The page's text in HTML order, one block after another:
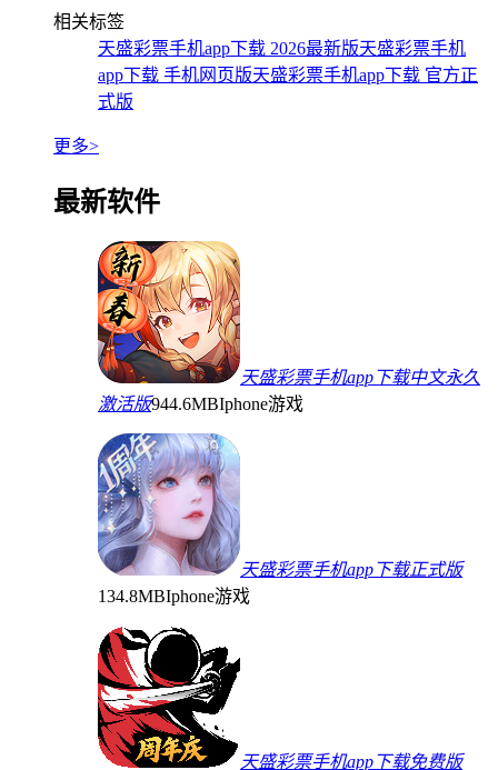
相关标签
天盛彩票手机app下载 2026最新版天盛彩票手机
app下载 手机网页版天盛彩票手机app下载 官方正
式版
更多>
最新软件
天盛彩票手机app下载中文永久
激活版944.6MBIphone游戏
天盛彩票手机app下载正式版
134.8MBIphone游戏
天盛彩票手机app下载免费版